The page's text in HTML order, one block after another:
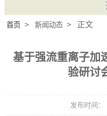
首页 >新闻动态 > 正文
基于强流重离子加
验研讨
发布时间：